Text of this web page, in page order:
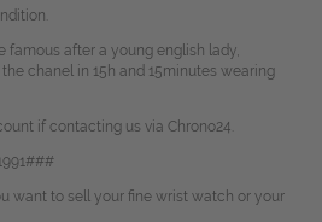
famous after a young english lady,
chanel in 15h and 15minutes wearing
if contacting us via Chrono24.
want to sell your fine wrist watch or your